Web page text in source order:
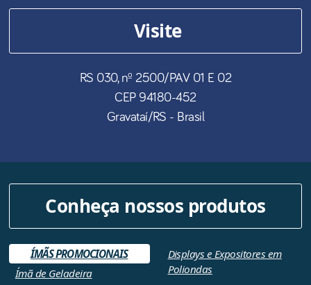
Visite
RS 030, nº 2500/PAV 01 E 02
CEP 94180-452
Gravataí/RS - Brasil
Conheça nossos produtos
ÍMÃS PROMOCIONAIS
Ímã de Geladeira
Displays e Expositores em
Poliondas